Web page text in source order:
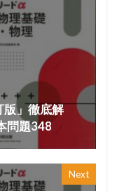
版」徹底解
問題348
Next